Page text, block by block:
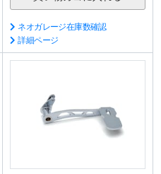
ネオガレージ在庫数確認
詳細ページ